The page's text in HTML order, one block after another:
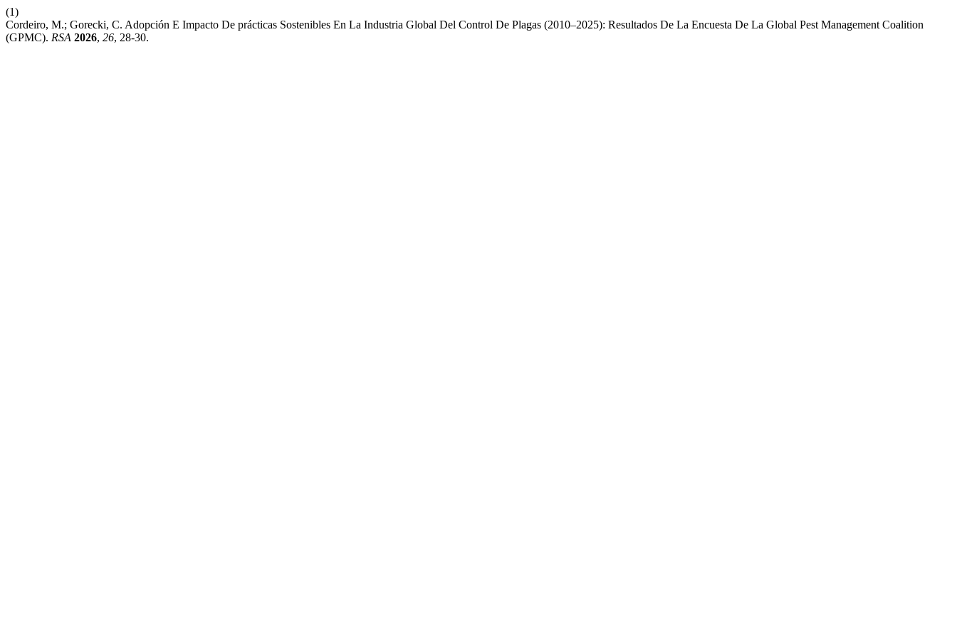
(1)
Cordeiro, M.; Gorecki, C. Adopción E Impacto De prácticas Sostenibles En La Industria Global Del Control De Plagas (2010–2025): Resultados De La Encuesta De La Global Pest Management Coalition
(GPMC). RSA 2026, 26, 28-30.